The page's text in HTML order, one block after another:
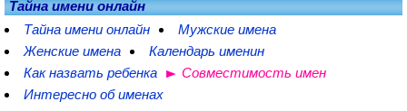
Тайна имени онлайн
Тайна имени онлайн
Мужские имена
Женские имена
Календарь именин
Как назвать ребенка
Совместимость имен
Интересно об именах